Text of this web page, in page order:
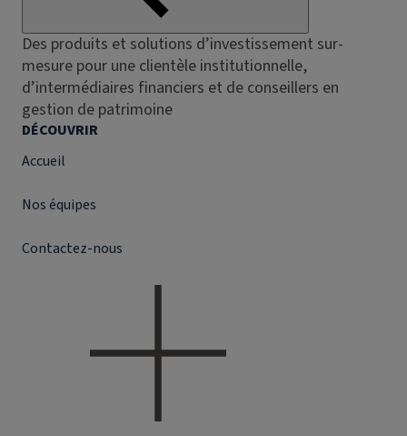
Des produits et solutions d’investissement sur-
mesure pour une clientèle institutionnelle,
d’intermédiaires financiers et de conseillers en
gestion de patrimoine
DÉCOUVRIR
Accueil
Nos équipes
Contactez-nous